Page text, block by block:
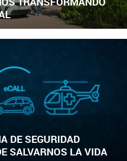
DE SEGURIDAD
SALVARNOS LA VIDA